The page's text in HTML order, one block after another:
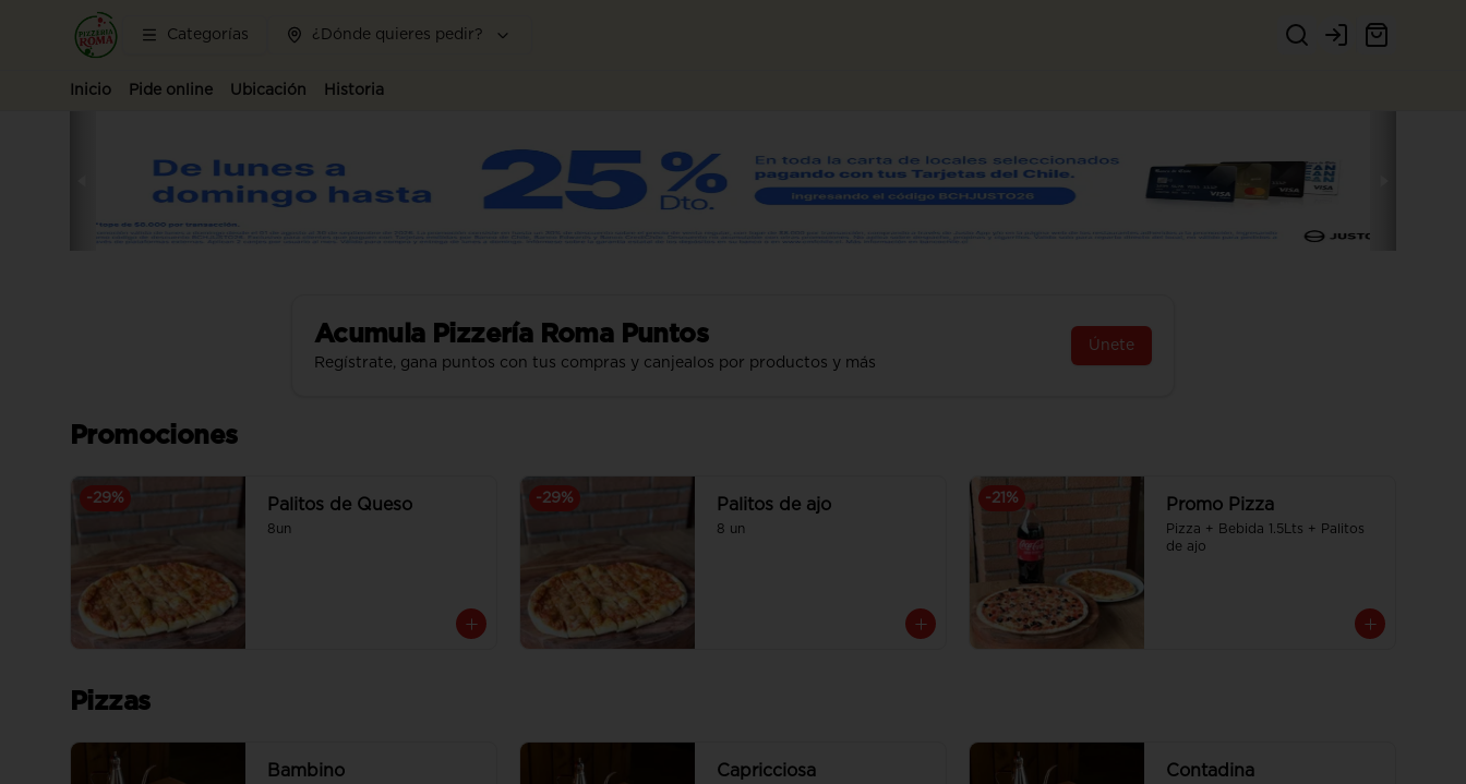
Categorías ¿Dónde quieres pedir?
Login
Inicio Pide online Ubicación Historia
Acumula Pizzería Roma Puntos
Regístrate, gana puntos con tus compras y canjealos por productos y más
Únete
Promociones
-29% Palitos de Queso
8un
-29% Palitos de ajo
8 un
-21 % Promo Pizza
Pizza + Bebida 1.5Lts + Palitos
de ajo
Pizzas
Bambino Capricciosa Contadina